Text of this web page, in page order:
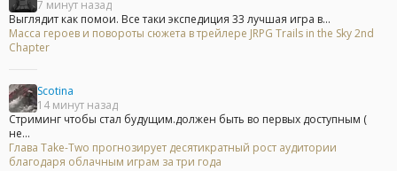
7 минут назад
Выглядит как помои. Все таки экспедиция 33 лучшая игра в...
Масса героев и повороты сюжета в трейлере JRPG Trails in the Sky 2nd
Chapter
Scotina
14 минут назад
Стриминг чтобы стал будущим.должен быть во первых доступным (
не...
Глава Take-Two прогнозирует десятикратный рост аудитории
благодаря облачным играм за три года